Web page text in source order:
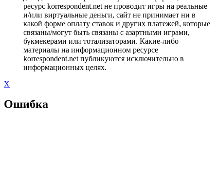
ресурс korrespondent.net не проводит игры на реальные
и/или виртуальные деньги, сайт не принимает ни в
какой форме оплату ставок и других платежей, которые
связаны/могут быть связаны с азартными играми,
букмекерами или тотализаторами. Какие-либо
материалы на информационном ресурсе
korrespondent.net публикуются исключительно в
информационных целях.
X
Ошибка